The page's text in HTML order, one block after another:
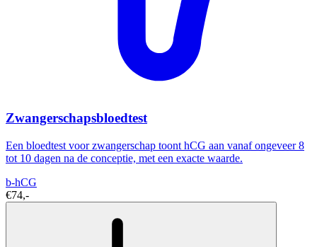
Zwangerschapsbloedtest
Een bloedtest voor zwangerschap toont hCG aan vanaf ongeveer 8
tot 10 dagen na de conceptie, met een exacte waarde.
b-hCG
€74,-